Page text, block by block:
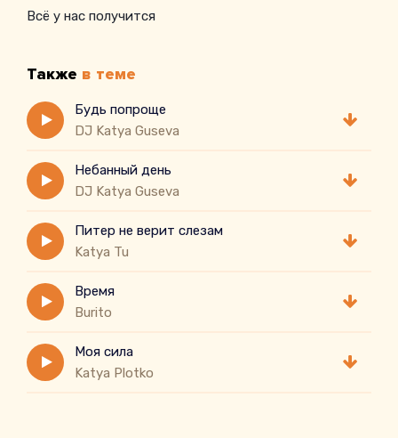
Всё у нас получится
Также в теме
Будь попроще
DJ Katya Guseva
Небанный день
DJ Katya Guseva
Питер не верит слезам
Katya Tu
Время
Burito
Моя сила
Katya Plotko